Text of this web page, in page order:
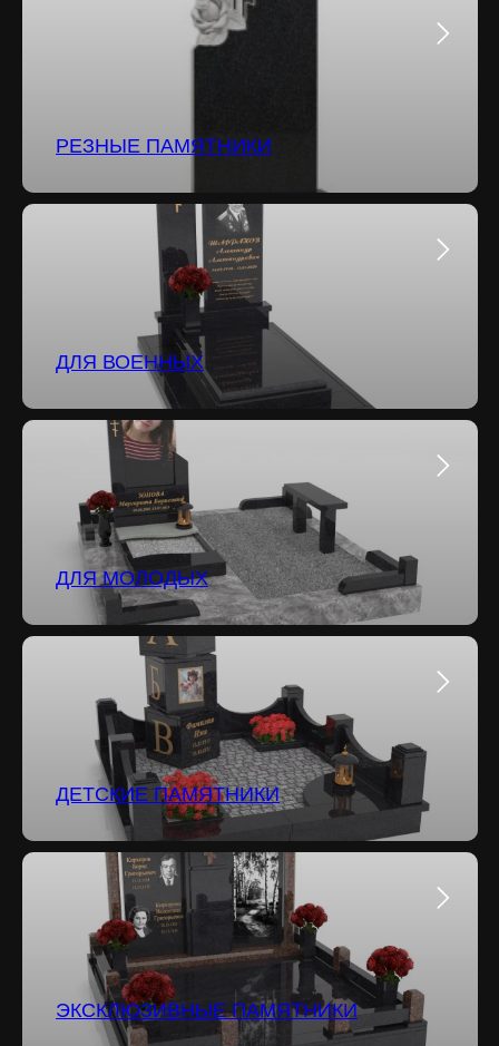
РЕЗНЫЕ ПАМЯТНИКИ
ДЛЯ ВОЕННЫХ
ДЛЯ МОЛОДЫХ
ДЕТСКИЕ ПАМЯТНИКИ
ЭКСКЛЮЗИВНЫЕ ПАМЯТНИКИ